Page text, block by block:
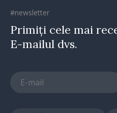
#newsletter
Primiți cele mai
E-mailul dvs.